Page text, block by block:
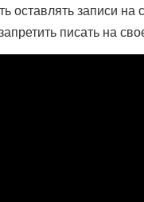
оставлять записи на
писать на